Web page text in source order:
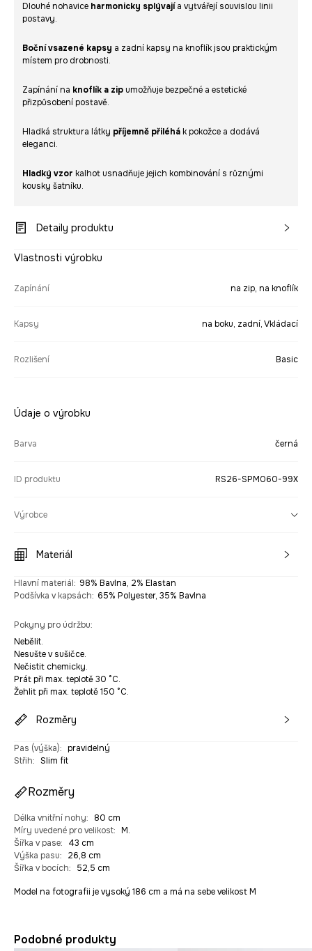
Dlouhé nohavice harmonicky splývajía vytvářejí souvislou linii
postavy.
Boční vsazené kapsy a zadní kapsy na knoflík jsou praktickým
místem pro drobnosti.
Zapínání na knoflík a zip umožňuje bezpečné a estetické
přizpůsobení postavě.
Hladká struktura látky příjemně přiléhá k pokožce a dodává
eleganci.
Hladký vzor kalhot usnadňuje jejich kombinování s různými
kousky šatníku.
Detaily produktu
Vlastnosti výrobku
Zapínání na zip, na knoflík
Kapsy na boku, zadní, Vkládací
Rozlišení Basic
Údaje o výrobku
Barva černá
ID produktu RS26-SPM060-99X
Výrobce
Materiál
Hlavní materiál: 98% Bavlna, 2% Elastan
Podšívka v kapsách: 65% Polyester, 35% Bavlna
Pokyny pro údržbu:
Nebělit.
Nesušte v sušičce.
Nečistit chemicky.
Prát při max. teplotě 30 °C.
Žehlit při max. teplotě 150 °C.
Rozměry
Pas (výška): pravidelný
Střih: Slim fit
Rozměry
Délka vnitřní nohy:
80 cm
Míry uvedené pro velikost: M.
Šířka v pase:
43 cm
Výška pasu:
26,8 cm
Šířka v bocích: 52,5 cm
Model na fotografii je vysoký 186 cm a má na sebe velikost M
Podobné produkty